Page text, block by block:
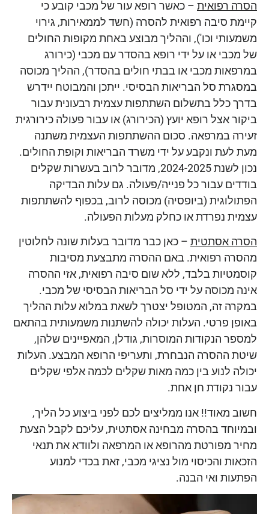
הסרה רפואית – כאשר רופא עור של מכבי קובע כי
קיימת סיבה רפואית להסרה (חשד לממאירות, גירוי
משמעותי וכו'), וההליך מבוצע באחת מקופות החולים
של מכבי או על ידי רופא בהסדר עם מכבי (כירורג
במרפאות מכבי או בבתי חולים בהסדר), ההליך מכוסה
במסגרת סל הבריאות הבסיסי. ייתכן והמבוטח יידרש
בדרך כלל בתשלום השתתפות עצמית רבעונית עבור
ביקור אצל רופא יועץ (הכירורג) או עבור פעולה כירורגית
זעירה במרפאה. סכום ההשתתפות העצמית משתנה
מעת לעת ונקבע על ידי משרד הבריאות וקופת החולים.
נכון לשנת 2024-2025, מדובר לרוב בעשרות שקלים
בודדים עבור כל פנייה/פעולה. גם עלות הבדיקה
הפתולוגית (ביופסיה) מכוסה לרוב, בכפוף להשתתפות
עצמית נפרדת או כחלק מעלות הפעולה.
הסרה אסתטית – כאן כבר מדובר בעלות שונה לחלוטין
מהסרה רפואית. באם ההסרה מתבצעת מסיבות
קוסמטיות בלבד, ללא שום סיבה רפואית, אזי ההסרה
אינה מכוסה על ידי סל הבריאות הבסיסי של מכבי.
במקרה זה, המטופל יצטרך לשאת במלוא עלות ההליך
באופן פרטי. העלות יכולה להשתנות משמעותית בהתאם
למספר הנקודות המוסרות, גודלן, המאפיינים שלהן,
שיטת ההסרה הנבחרת, ותעריפי הרופא המבצע. העלות
יכולה לנוע בין כמה מאות שקלים לכמה אלפי שקלים
עבור נקודת חן אחת.
חשוב מאוד!! אנו ממליצים לכם לפני ביצוע כל הליך,
ובמיוחד בהסרה מבחינה אסתטית, עליכם לקבל הצעת
מחיר מפורטת מהרופא או המרפאה ולוודא את תנאי
הזכאות והכיסוי מול נציגי מכבי, זאת בכדי למנוע
הפתעות ואי הבנה.